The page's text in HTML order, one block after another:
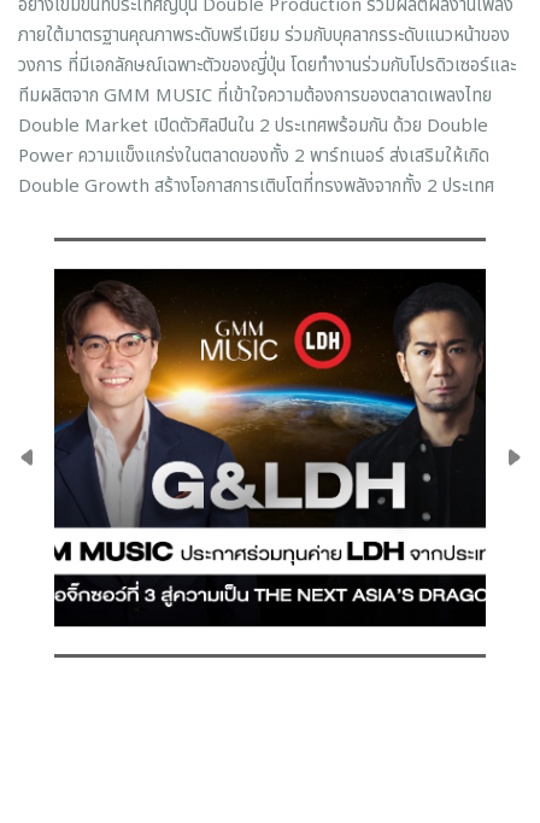
อย่างเข้มข้นที่ประเทศญี่ปุ่น Double Production ร่วมผลิตผลงานเพลง
ภายใต้มาตรฐานคุณภาพระดับพรีเมียม ร่วมกับบุคลากรระดับแนวหน้าของ
วงการ ที่มีเอกลักษณ์เฉพาะตัวของญี่ปุ่น โดยทำงานร่วมกับโปรดิวเซอร์และ
ทีมผลิตจาก GMM MUSIC ที่เข้าใจความต้องการของตลาดเพลงไทย
Double Market เปิดตัวศิลปินใน 2 ประเทศพร้อมกัน ด้วย Double
Power ความแข็งแกร่งในตลาดของทั้ง 2 พาร์ทเนอร์ ส่งเสริมให้เกิด
Double Growth สร้างโอกาสการเติบโตที่ทรงพลังจากทั้ง 2 ประเทศ